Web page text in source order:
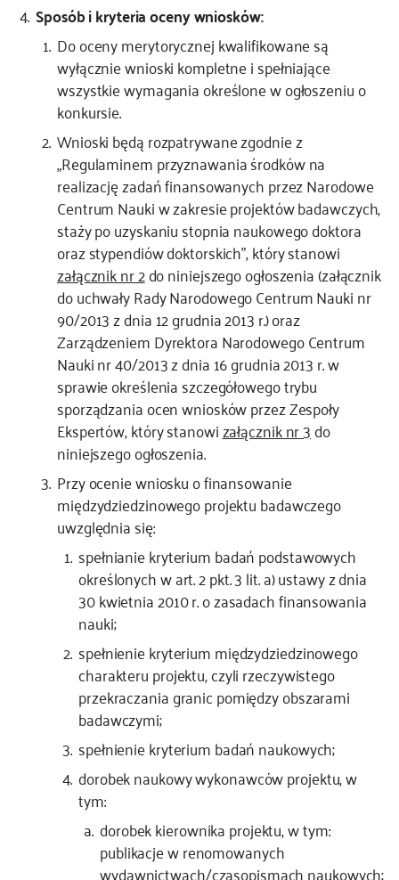
Sposób i kryteria oceny wniosków:
Do oceny merytorycznej kwalifikowane są
wyłącznie wnioski kompletne i spełniające
wszystkie wymagania określone w ogłoszeniu o
konkursie.
Wnioski będą rozpatrywane zgodnie z
„Regulaminem przyznawania środków na
realizację zadań finansowanych przez Narodowe
Centrum Nauki w zakresie projektów badawczych,
staży po uzyskaniu stopnia naukowego doktora
oraz stypendiów doktorskich”, który stanowi
załącznik nr 2do niniejszego ogłoszenia (załącznik
do uchwały Rady Narodowego Centrum Nauki nr
90/2013 z dnia 12 grudnia 2013 r.) oraz
Zarządzeniem Dyrektora Narodowego Centrum
Nauki nr 40/2013 z dnia 16 grudnia 2013 r. w
sprawie określenia szczegółowego trybu
sporządzania ocen wniosków przez Zespoły
Ekspertów, który stanowizałącznik nr 3do
niniejszego ogłoszenia.
Przy ocenie wniosku o finansowanie
międzydziedzinowego projektu badawczego
uwzględnia się:
spełnianie kryterium badań podstawowych
określonych w art. 2 pkt. 3 lit. a) ustawy z dnia
30 kwietnia 2010 r. o zasadach finansowania
nauki;
spełnienie kryterium międzydziedzinowego
charakteru projektu, czyli rzeczywistego
przekraczania granic pomiędzy obszarami
badawczymi;
spełnienie kryterium badań naukowych;
dorobek naukowy wykonawców projektu, w
tym:
dorobek kierownika projektu, w tym:
publikacje w renomowanych
wydawnictwach/czasopismach naukowych;